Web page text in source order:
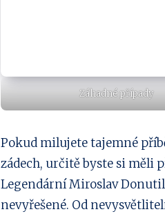
Záhadné případy
Pokud milujete tajemné
zádech, určitě byste si měli
Legendární Miroslav Donutil
nevyřešené. Od